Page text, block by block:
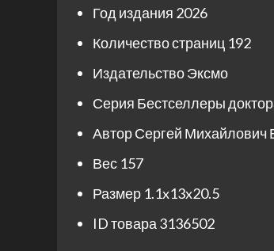
Год издания 2026
Количество страниц 192
ИздательствоЭксмо
Серия Бестселлеры
АвторСергей Михайлович
Вес 157
Размер 1.1x13x20.5
ID товара 3136502